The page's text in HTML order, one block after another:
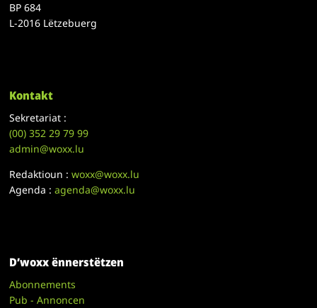
BP 684
L-2016 Lëtzebuerg
Kontakt
Sekretariat :
(00)352 29 79 99
admin@woxx.lu
Redaktioun :woxx@woxx.lu
Agenda :agenda@woxx.lu
D’woxx ënnerstëtzen
Abonnements
Pub - Annoncen